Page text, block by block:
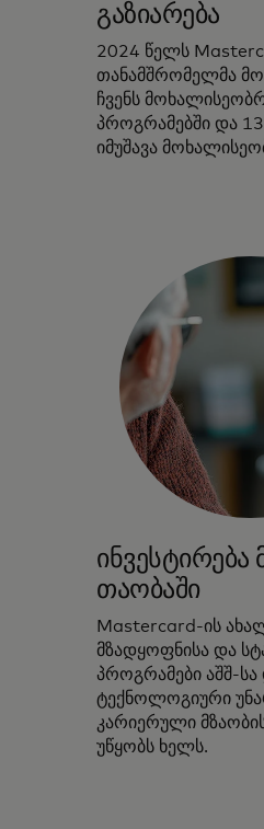
გაზიარება
2024 წელს
თანამშრომელმა
ჩვენს
პროგრამებში და
იმუშავა
თაობაში
Mastercard-ის
მზადყოფნისა და
პროგრამები აშშ-
ტექნოლოგიური
კარიერული
უწყობს ხელს.